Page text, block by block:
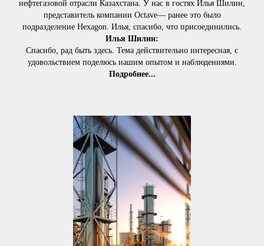
нефтегазовой отрасли Казахстана. У нас в гостях Илья Шилин,
представитель компании Octave— ранее это было
подразделение Hexagon. Илья, спасибо, что присоединились.
Илья Шилин:
Спасибо, рад быть здесь. Тема действительно интересная, с
удовольствием поделюсь нашим опытом и наблюдениями.
Подробнее...